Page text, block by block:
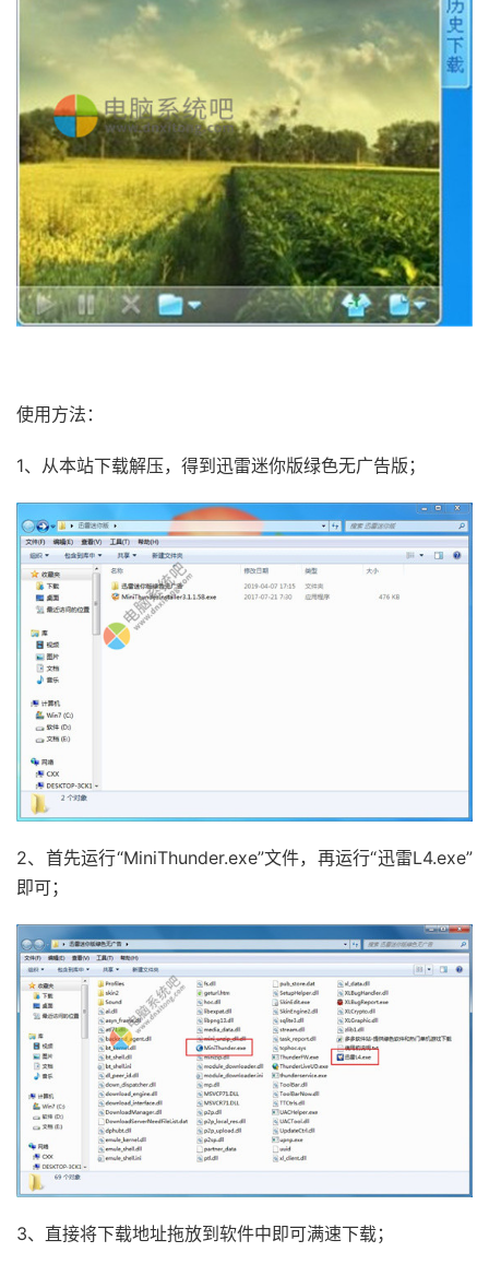
使用方法：
1、从本站下载解压，得到迅雷迷你版绿色无广告版；
2、首先运行“MiniThunder.exe”文件，再运行“迅雷L4.exe”
即可；
3、直接将下载地址拖放到软件中即可满速下载；